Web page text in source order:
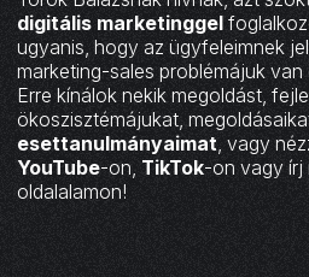
digitális marketinggel
ugyanis, hogy az ügyfeleimnek
marketing-sales problémájuk van
Erre kínálok nekik megoldást,
ökoszisztémájukat,
esettanulmányaimat, vagy
YouTube-on, TikTok-on vagy írj
oldalalamon!